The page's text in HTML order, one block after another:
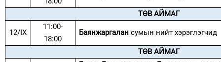
ТӨВ АЙМАГ
12/IX
11:00-
18:00
Баянжаргалансумын нийт хэрэглэгчид
ТӨВ АЙМАГ